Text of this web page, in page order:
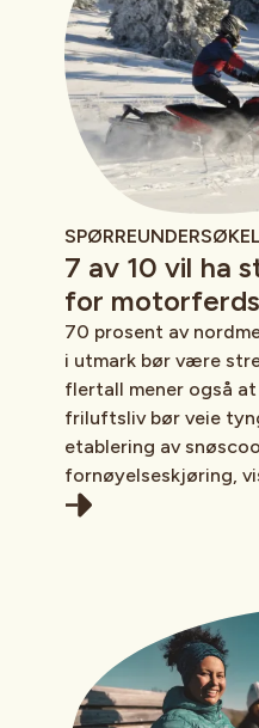
7 av 10 vil ha
for
70 prosent av
i utmark bør være
flertall mener også
friluftsliv bør veie
etablering av
fornøyelseskjøring,